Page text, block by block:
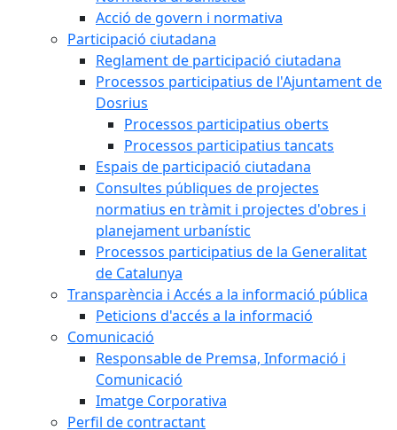
Acció de govern i normativa
Participació ciutadana
Reglament de participació ciutadana
Processos participatius de l'Ajuntament de
Dosrius
Processos participatius oberts
Processos participatius tancats
Espais de participació ciutadana
Consultes públiques de projectes
normatius en tràmit i projectes d'obres i
planejament urbanístic
Processos participatius de la Generalitat
de Catalunya
Transparència i Accés a la informació pública
Peticions d'accés a la informació
Comunicació
Responsable de Premsa, Informació i
Comunicació
Imatge Corporativa
Perfil de contractant